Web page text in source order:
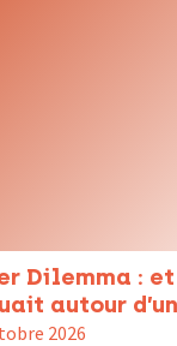
Dilemma :
autour
2026